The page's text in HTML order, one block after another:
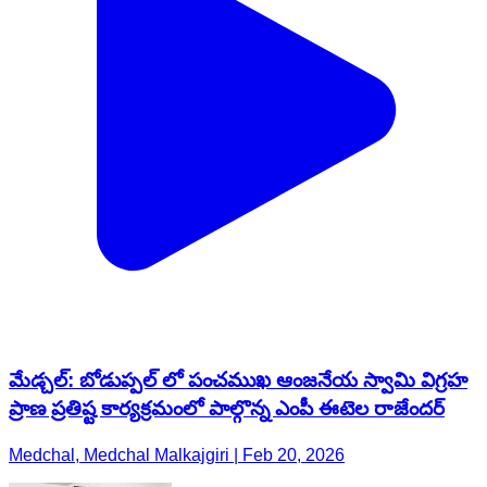
మేడ్చల్: బోడుప్పల్ లో పంచముఖ ఆంజనేయ స్వామి విగ్రహ
ప్రాణ ప్రతిష్ట కార్యక్రమంలో పాల్గొన్న ఎంపీ ఈటెల రాజేందర్
Medchal, Medchal Malkajgiri | Feb 20, 2026